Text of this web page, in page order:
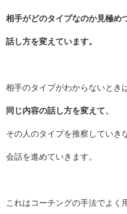
相手がどのタイプなのか見極め
話し方を変えています。
相手のタイプがわからないとき
同じ内容の話し方を変えて、
その人のタイプを推察していき
会話を進めていきます。
これはコーチングの手法でよく